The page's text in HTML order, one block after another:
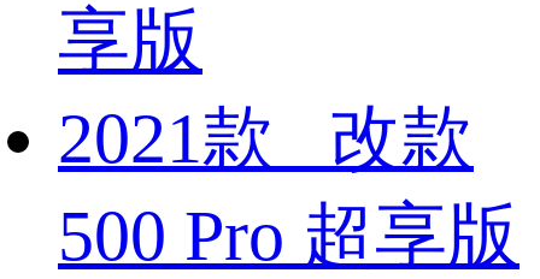
享版
2021款 改款
500 Pro 超享版